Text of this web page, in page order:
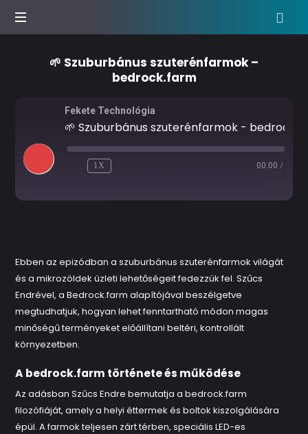
podcast
🌱 Szuburbánus szuterénfarmok –
bedrock.farm
Fekete Technológia
1X 00:00 /
Ebben az epizódban a szuburbánus szuterénfarmok világát
és a mikrozöldek üzleti lehetőségeit fedezzük fel. Szűcs
Endrével, a Bedrock.farm alapítójával beszélgetve
megtudhatjuk, hogyan lehet fenntartható módon magas
minőségű terményeket előállítani beltéri, kontrollált
környezetben.
A bedrock.farm története és működése
Az adásban Szűcs Endre bemutatja a bedrock.farm
filozófiáját, amely a helyi éttermek és boltok kiszolgálására
épül. A farmok teljesen zárt térben, speciális LED-es